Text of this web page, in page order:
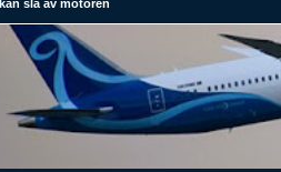
slå av motoren